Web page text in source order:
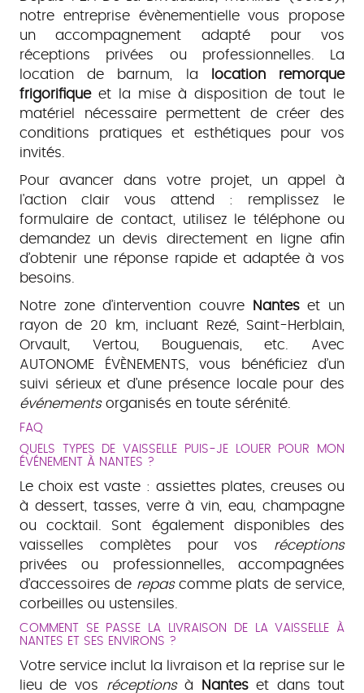
notre entreprise évènementielle vous propose
un accompagnement adapté pour vos
réceptions privées ou professionnelles. La
location de barnum, la
location remorque
frigorifiqueet la mise à disposition de tout le
matériel nécessaire permettent de créer des
conditions pratiques et esthétiques pour vos
invités.
Pour avancer dans votre projet, un appel à
l'action clair vous attend : remplissez le
formulaire de contact, utilisez le téléphone ou
demandez un devis directement en ligne afin
d’obtenir une réponse rapide et adaptée à vos
besoins.
Notre zone d’intervention couvre
Nanteset un
rayon de 20 km, incluant Rezé, Saint-Herblain,
Orvault, Vertou, Bouguenais, etc. Avec
AUTONOME ÉVÈNEMENTS, vous bénéficiez d’un
suivi sérieux et d’une présence locale pour des
événementsorganisés en toute sérénité.
FAQ
QUELS TYPES DE VAISSELLE PUIS-JE LOUER POUR MON
ÉVÉNEMENT À NANTES ?
Le choix est vaste : assiettes plates, creuses ou
à dessert, tasses, verre à vin, eau, champagne
ou cocktail. Sont également disponibles des
vaisselles complètes pour vos réceptions
privées ou professionnelles, accompagnées
d’accessoires de repascomme plats de service,
corbeilles ou ustensiles.
COMMENT SE PASSE LA LIVRAISON DE LA VAISSELLE À
NANTES ET SES ENVIRONS ?
Votre service inclut la livraison et la reprise sur le
lieu de vos réceptionsà Nanteset dans tout